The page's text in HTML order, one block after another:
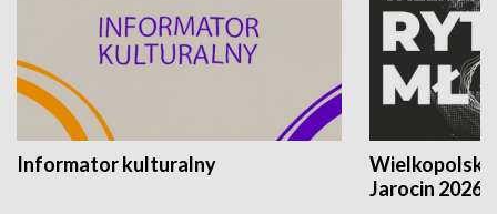
Informator kulturalny
Jarocin 2026